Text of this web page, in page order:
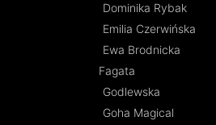
Dominika Rybak
Emilia Czerwińska
Ewa Brodnicka
Fagata
Godlewska
Goha Magical